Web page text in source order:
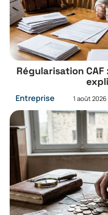
Régularisation
Entreprise 1 août 2026